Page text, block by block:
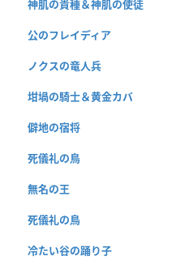
神肌の貴種＆神肌の使徒
公のフレイディア
ノクスの竜人兵
坩堝の騎士＆黄金カバ
僻地の宿将
死儀礼の鳥
無名の王
死儀礼の鳥
冷たい谷の踊り子